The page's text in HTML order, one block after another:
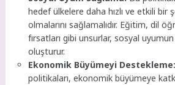
hedef ülkelere daha hızlı ve etkili bir
olmalarını sağlamalıdır. Eğitim, dil
fırsatları gibi unsurlar, sosyal
oluşturur.
Ekonomik Büyümeyi Destekleme:
politikaları, ekonomik büyümeye